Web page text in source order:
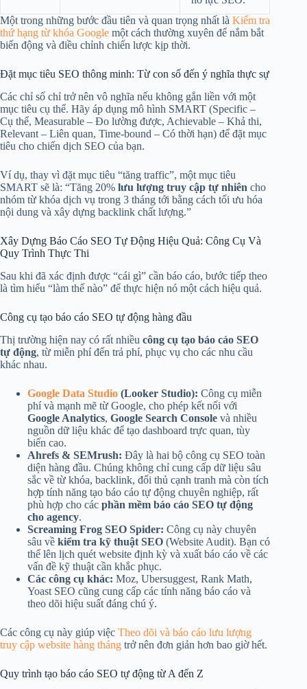
Một trong những bước đầu tiên và quan trọng nhất là Kiểm tra
thứ hạng từ khóa Google một cách thường xuyên để nắm bắt
biến động và điều chỉnh chiến lược kịp thời.
Đặt mục tiêu SEO thông minh: Từ con số đến ý nghĩa thực sự
Các chỉ số chỉ trở nên vô nghĩa nếu không gắn liền với một
mục tiêu cụ thể. Hãy áp dụng mô hình SMART (Specific –
Cụ thể, Measurable – Đo lường được, Achievable – Khả thi,
Relevant – Liên quan, Time-bound – Có thời hạn) để đặt mục
tiêu cho chiến dịch SEO của bạn.
Ví dụ, thay vì đặt mục tiêu “tăng traffic”, một mục tiêu
SMART sẽ là: “Tăng 20% lưu lượng truy cập tự nhiên cho
nhóm từ khóa dịch vụ trong 3 tháng tới bằng cách tối ưu hóa
nội dung và xây dựng backlink chất lượng.”
Xây Dựng Báo Cáo SEO Tự Động Hiệu Quả: Công Cụ Và
Quy Trình Thực Thi
Sau khi đã xác định được “cái gì” cần báo cáo, bước tiếp theo
là tìm hiểu “làm thế nào” để thực hiện nó một cách hiệu quả.
Công cụ tạo báo cáo SEO tự động hàng đầu
Thị trường hiện nay có rất nhiều công cụ tạo báo cáo SEO
tự động, từ miễn phí đến trả phí, phục vụ cho các nhu cầu
khác nhau.
Google Data Studio (Looker Studio): Công cụ miễn
phí và mạnh mẽ từ Google, cho phép kết nối với
Google Analytics, Google Search Console và nhiều
nguồn dữ liệu khác để tạo dashboard trực quan, tùy
biến cao.
Ahrefs & SEMrush: Đây là hai bộ công cụ SEO toàn
diện hàng đầu. Chúng không chỉ cung cấp dữ liệu sâu
sắc về từ khóa, backlink, đối thủ cạnh tranh mà còn tích
hợp tính năng tạo báo cáo tự động chuyên nghiệp, rất
phù hợp cho các phần mềm báo cáo SEO tự động
cho agency.
Screaming Frog SEO Spider: Công cụ này chuyên
sâu về kiểm tra kỹ thuật SEO (Website Audit). Bạn có
thể lên lịch quét website định kỳ và xuất báo cáo về các
vấn đề kỹ thuật cần khắc phục.
Các công cụ khác: Moz, Ubersuggest, Rank Math,
Yoast SEO cũng cung cấp các tính năng báo cáo và
theo dõi hiệu suất đáng chú ý.
Các công cụ này giúp việc Theo dõi và báo cáo lưu lượng
truy cập website hàng tháng trở nên đơn giản hơn bao giờ hết.
Quy trình tạo báo cáo SEO tự động từ A đến Z